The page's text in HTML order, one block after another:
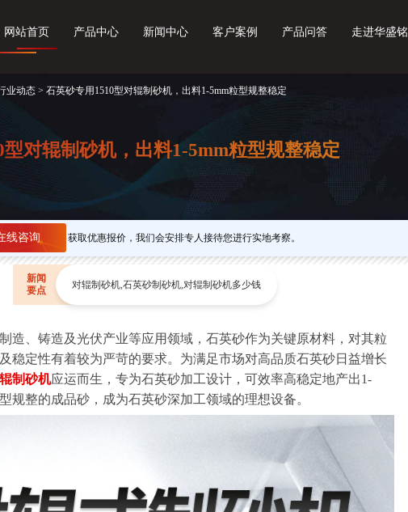
网站首页 产品中心 新闻中心 客户案例 产品问答 走进华盛铭
业动态 > 石英砂专用1510型对辊制砂机，出料1-5mm粒型规整稳定
对辊制砂机，出料1-5mm粒型规整稳定
线咨询 获取优惠报价，我们会安排专人接待您进行实地考察。
新闻
要点
对辊制砂机,石英砂制砂机,对辊制砂机多少钱
造、铸造及光伏产业等应用领域，石英砂作为关键原材料，对其粒
稳定性有着较为严苛的要求。为满足市场对高品质石英砂日益增长
制砂机应运而生，专为石英砂加工设计，可效率高稳定地产出1-
规整的成品砂，成为石英砂深加工领域的理想设备。